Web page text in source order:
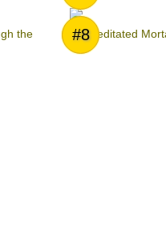
#8
the
Premeditated